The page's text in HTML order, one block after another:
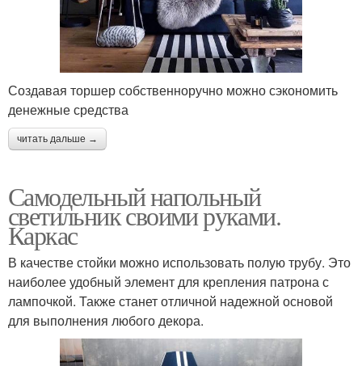
Создавая торшер собственноручно можно сэкономить
денежные средства
читать дальше →
Самодельный напольный
светильник своими руками.
Каркас
В качестве стойки можно использовать полую трубу. Это
наиболее удобный элемент для крепления патрона с
лампочкой. Также станет отличной надежной основой
для выполнения любого декора.